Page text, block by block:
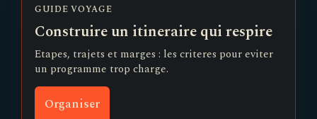
GUIDE VOYAGE
Construire un itineraire qui respire
Etapes, trajets et marges : les criteres pour eviter
un programme trop charge.
Organiser